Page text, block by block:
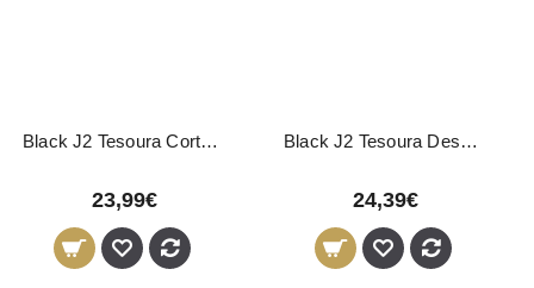
Black J2 Tesoura Corte 5,5"
23,99€
Black J2 Tesoura Desbaste 5,5"
24,39€